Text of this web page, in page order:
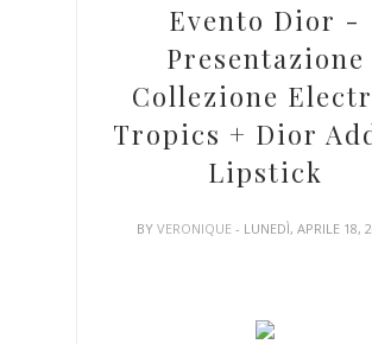
Evento Dior -
Presentazione
Collezione
Tropics + Dior
Lipstick
BYVERONIQUE- LUNEDÌ, APRILE 18,